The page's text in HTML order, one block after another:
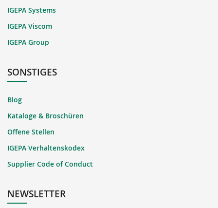
IGEPA Systems
IGEPA Viscom
IGEPA Group
SONSTIGES
Blog
Kataloge & Broschüren
Offene Stellen
IGEPA Verhaltenskodex
Supplier Code of Conduct
NEWSLETTER